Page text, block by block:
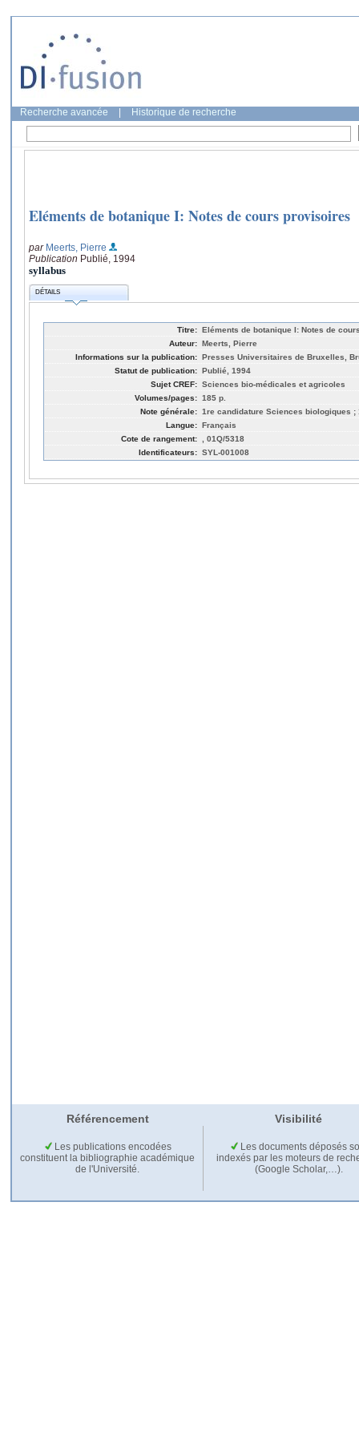
Recherche avancée Historique de recherche
Eléments de botanique I: Notes de cours provisoires
par Meerts, Pierre
Publication Publié, 1994
syllabus
DÉTAILS
Titre: Eléments de botanique I: Notes de
Auteur: Meerts, Pierre
Informations sur la publication: Presses Universitaires de Bruxelles,
Statut de publication: Publié, 1994
Sujet CREF: Sciences bio-médicales et agricoles
Volumes/pages: 185 p.
Note générale: 1re candidature Sciences biologiques ;
Langue: Français
Cote de rangement:
, 01Q/5318
Identificateurs: SYL-001008
Référencement Visibilité
Les publications encodées
constituent la bibliographie académique
de l'Université.
Les documents déposés
indexés par les moteurs de
(Google Scholar,…).